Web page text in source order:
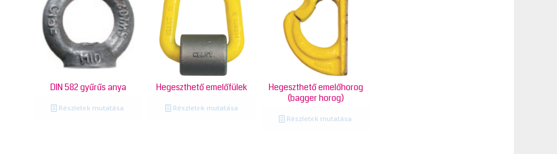
DIN 582 gyűrűs anya
Részletek mutatása
Hegeszthető emelőfülek
Részletek mutatása
Hegeszthető emelőhorog
(bagger horog)
Részletek mutatása